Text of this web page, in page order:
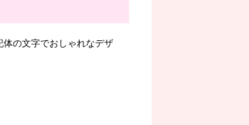
の文字でおしゃれなデザ